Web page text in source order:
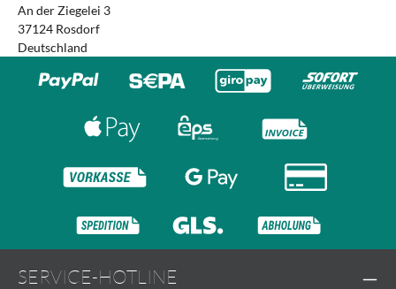
An der Ziegelei 3
37124 Rosdorf
Deutschland
SERVICE-HOTLINE